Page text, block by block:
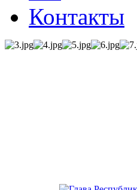
Контакты